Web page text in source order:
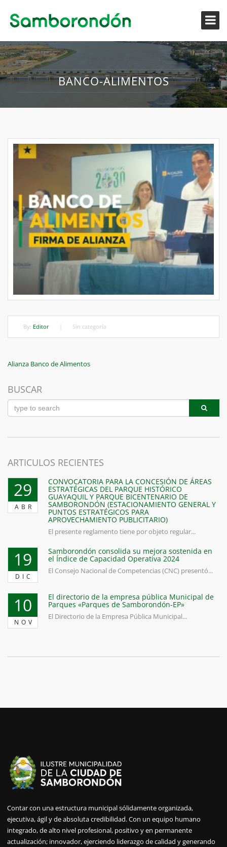
BANCO-ALIMENTOS
By: Editor Sin categoría
Navegación
de
entradas
Previous
Alianza Banco de Alimentos
BUSCAR
ARTICULOS RECIENTES
29
ABR
CONVOCATORIA PARA LA CONCESIÓN DE ÁREAS
ESTRATÉGICAS DEL PARQUE HISTÓRICO
GUAYAQUIL Y PARQUE BICENTENARIO DE
SAMBORONDÓN (ESTACIONAMIENTO GENERAL Y
PUNTOS ESTRATÉGICOS PARA
APROVECHAMIENTO PUBLICITARIO)
El presente reglamento tiene por objeto regular...
19
DIC
Samborondón consolida su mejora sostenida en
el Índice de Capacidad Operativa 2024
El Consejo Nacional de Competencias (CNC) presentó...
10
NOV
El directorio de la empresa pública Municipal de
Parques «Parques de Samborondón-EP»
El Directorio de la Empresa Pública Municipal...
Contar con una estructura municipal sólidamente organizada,
ejecutiva, ágil y de absoluta credibilidad. Con un equipo humano
integrado, de alto nivel profesional, positivo y en permanente
actualización; innovador, ejerciendo liderazgo de calidad y generando